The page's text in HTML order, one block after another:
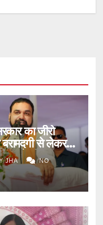
का जीरो
से लेकर
चौधरी
JHA NO